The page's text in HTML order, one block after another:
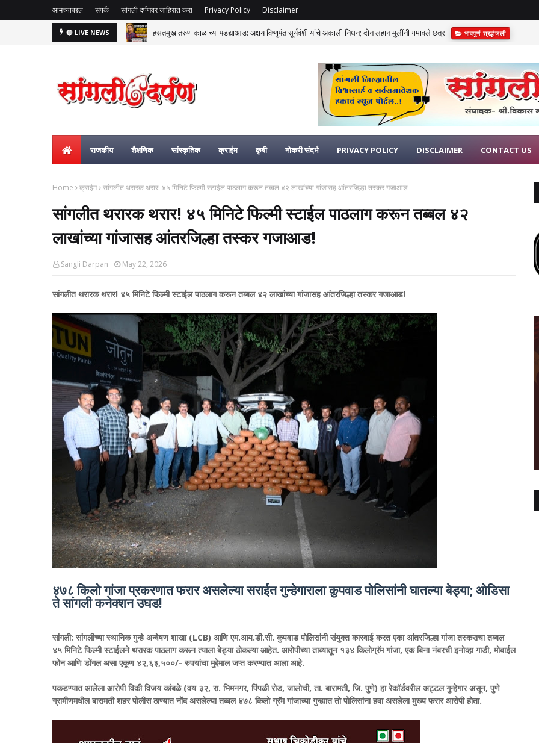
आमच्याबद्दल संपर्क सांगली दर्पणवर जाहिरात करा Privacy Policy Disclaimer
🔴 LIVE NEWS हसतमुख तरुण काळाच्या पडद्याआड: अक्षय विष्णुपंत सूर्यवंशी यांचे अकाली निधन; दोन लहान मुलींनी गमावले छत्र भावपूर्ण श्रद्धांजली
राजकीय शैक्षणिक सांस्कृतिक क्राईम कृषी नोकरी संदर्भ PRIVACY POLICY DISCLAIMER CONTACT US
Home क्राईम सांगलीत थरारक थरार! ४५ मिनिटे फिल्मी स्टाईल पाठलाग करून तब्बल ४२ लाखांच्या गांजासह आंतरजिल्हा तस्कर गजाआड!
सांगलीत थरारक थरार! ४५ मिनिटे फिल्मी स्टाईल पाठलाग करून तब्बल ४२
लाखांच्या गांजासह आंतरजिल्हा तस्कर गजाआड!
Sangli Darpan May 22, 2026
सांगलीत थरारक थरार! ४५ मिनिटे फिल्मी स्टाईल पाठलाग करून तब्बल ४२ लाखांच्या गांजासह आंतरजिल्हा तस्कर गजाआड!
४७८ किलो गांजा प्रकरणात फरार असलेल्या सराईत गुन्हेगाराला कुपवाड पोलिसांनी घातल्या बेड्या; ओडिसा
ते सांगली कनेक्शन उघड!
​सांगली: सांगलीच्या स्थानिक गुन्हे अन्वेषण शाखा (LCB) आणि एम.आय.डी.सी. कुपवाड पोलिसांनी संयुक्त कारवाई करत एका आंतरजिल्हा गांजा तस्कराचा तब्बल
४५ मिनिटे फिल्मी स्टाईलने थरारक पाठलाग करून त्याला बेड्या ठोकल्या आहेत. आरोपीच्या ताब्यातून १३४ किलोग्रॅम गांजा, एक बिना नंबरची इनोव्हा गाडी, मोबाईल
फोन आणि डोंगल असा एकूण ४२,६३,५००/- रुपयांचा मुद्देमाल जप्त करण्यात आला आहे.
​पकडण्यात आलेला आरोपी विकी विजय कांबळे (वय ३२, रा. भिमनगर, पिंपळी रोड, जालोची, ता. बारामती, जि. पुणे) हा रेकॉर्डवरील अट्टल गुन्हेगार असून, पुणे
ग्रामीणमधील बारामती शहर पोलीस ठाण्यात नोंद असलेल्या तब्बल ४७८ किलो ग्रॅम गांजाच्या गुन्ह्यात तो पोलिसांना हवा असलेला मुख्य फरार आरोपी होता.